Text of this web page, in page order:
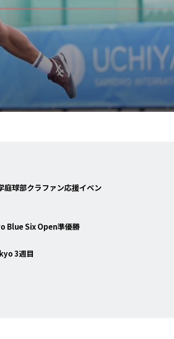
庭球部クラファン応援イベン
Blue Six Open準優勝
3週目